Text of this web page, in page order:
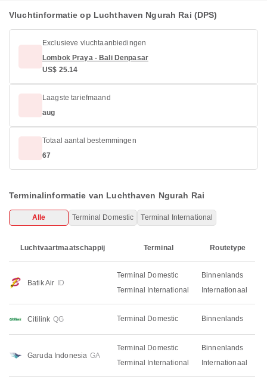
Vluchtinformatie op Luchthaven Ngurah Rai (DPS)
Exclusieve vluchtaanbiedingen
Lombok Praya - Bali Denpasar
US$ 25.14
Laagste tariefmaand
aug
Totaal aantal bestemmingen
67
Terminalinformatie van Luchthaven Ngurah Rai
Alle Terminal Domestic Terminal International
Luchtvaartmaatschappij Terminal Routetype
Batik Air ID
Terminal Domestic
Terminal International
Binnenlands
Internationaal
Citilink QG Terminal Domestic Binnenlands
Garuda Indonesia GA
Terminal Domestic
Terminal International
Binnenlands
Internationaal